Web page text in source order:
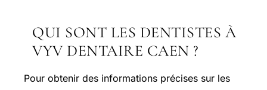
QUI SONT LES DENTISTES À
VYV DENTAIRE CAEN ?
Pour obtenir des informations précises sur les